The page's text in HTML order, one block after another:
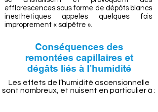
efflorescences sous forme de dépôts blancs
inesthétiques appelés quelques fois
improprement « salpêtre ».
Conséquences des
remontées capillaires et
dégâts liés à l’humidité
Les effets de l’humidité ascensionnelle
sont nombreux, et nuisent en particulier à :